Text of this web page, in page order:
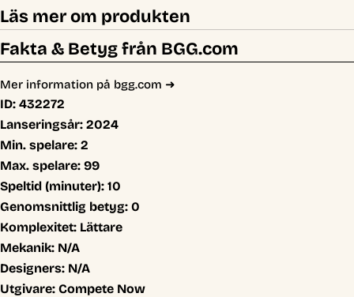
Läs mer om produkten
Fakta & Betyg från BGG.com
Mer information på bgg.com ➜
ID: 432272
Lanseringsår: 2024
Min. spelare: 2
Max. spelare: 99
Speltid (minuter): 10
Genomsnittlig betyg: 0
Komplexitet: Lättare
Mekanik: N/A
Designers: N/A
Utgivare: Compete Now